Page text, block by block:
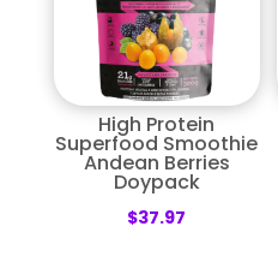
High Protein
Superfood Smoothie
Andean Berries
Doypack
$37.97